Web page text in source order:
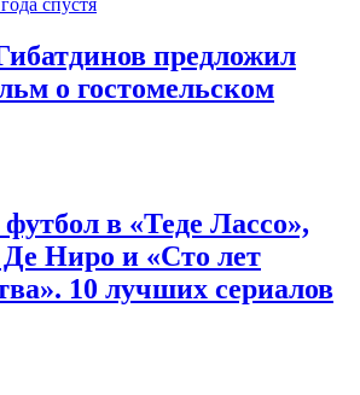
спустя
предложил
о гостомельском
в «Теде Лассо»,
Де Ниро и «Сто лет
10 лучших сериалов